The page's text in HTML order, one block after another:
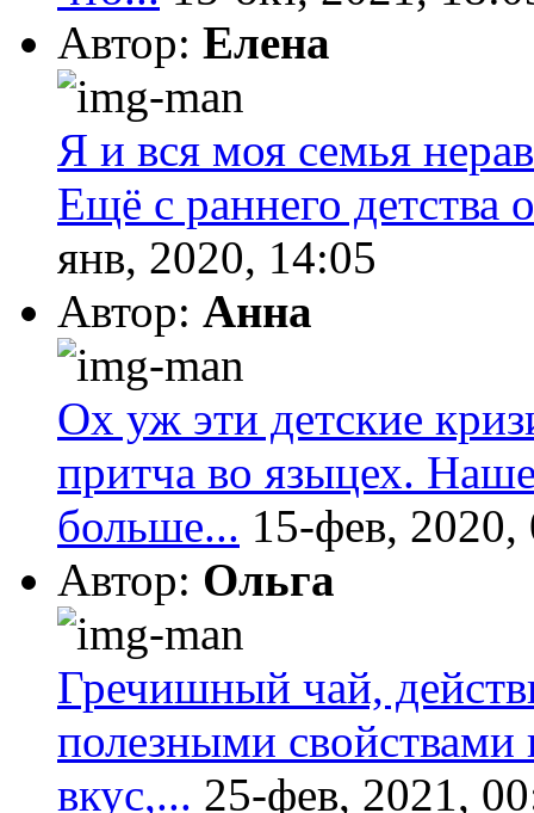
Автор: Елена
Я и вся моя семья
Ещё с раннего детства
янв, 2020, 14:05
Автор: Анна
Ох уж эти детские
притча во языцех.
больше... 15-фев, 2020,
Автор: Ольга
Гречишный чай,
полезными
вкус,... 25-фев, 2021,